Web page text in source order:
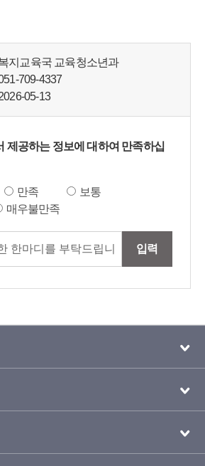
지교육국 교육청소년과
709-4337
05-13
제공하는 정보에 대하여 만족하십
만족
보통
매우불만족
입력